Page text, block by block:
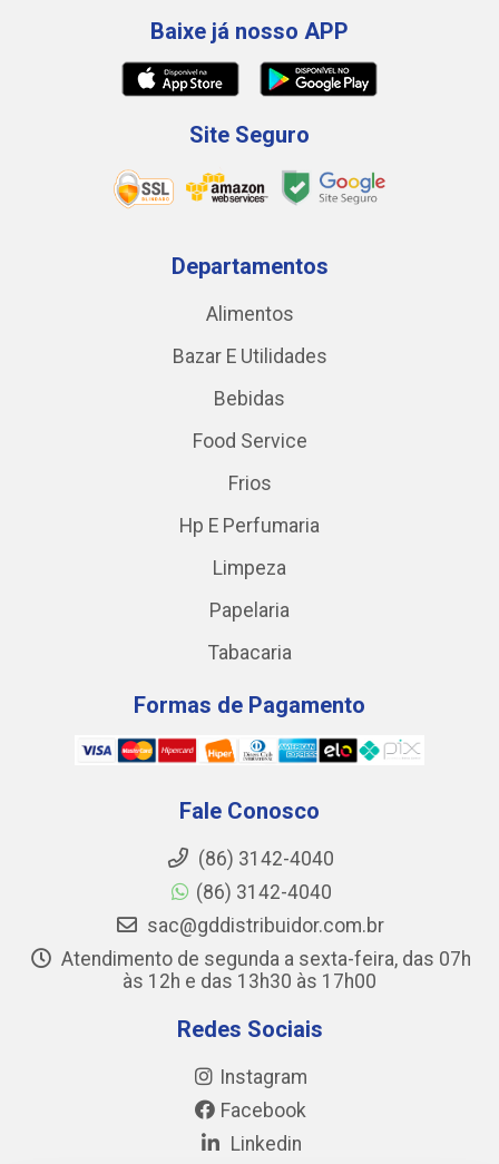
Baixe já nosso APP
Site Seguro
Departamentos
Alimentos
Bazar E Utilidades
Bebidas
Food Service
Frios
Hp E Perfumaria
Limpeza
Papelaria
Tabacaria
Formas de Pagamento
Fale Conosco
(86) 3142-4040
(86) 3142-4040
sac@gddistribuidor.com.br
Atendimento de segunda a sexta-feira, das 07h
às 12h e das 13h30 às 17h00
Redes Sociais
Instagram
Facebook
Linkedin